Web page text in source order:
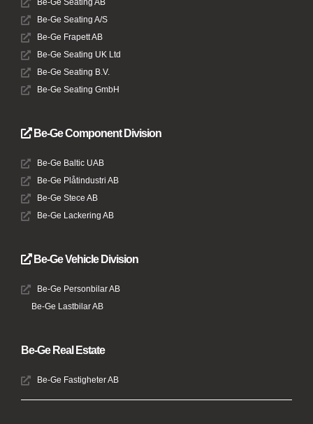
Be-Ge Seating AB
Be-Ge Seating A/S
Be-Ge Frapett AB
Be-Ge Seating UK Ltd
Be-Ge Seating B.V.
Be-Ge Seating GmbH
Be-Ge Component Division
Be-Ge Baltic UAB
Be-Ge Plåtindustri AB
Be-Ge Stece AB
Be-Ge Lackering AB
Be-Ge Vehicle Division
Be-Ge Personbilar AB
Be-Ge Lastbilar AB
Be-Ge Real Estate
Be-Ge Fastigheter AB